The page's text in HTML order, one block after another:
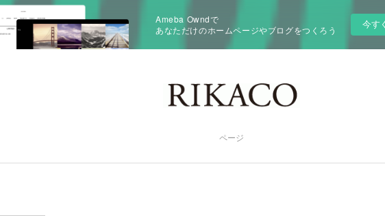
Ameba Owndで
あなただけのホームページやブログをつくろう
今す
ページ